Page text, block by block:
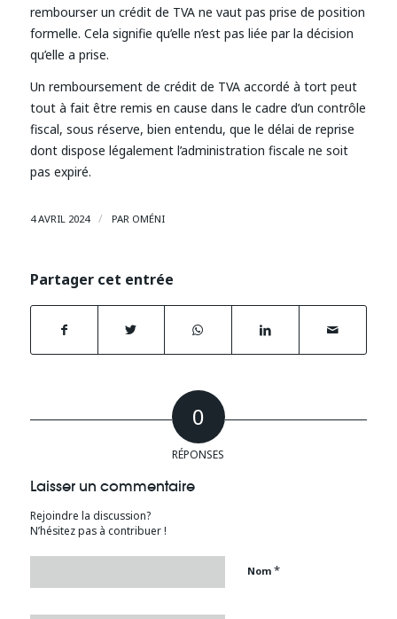
rembourser un crédit de TVA ne vaut pas prise de position
formelle. Cela signifie qu’elle n’est pas liée par la décision
qu’elle a prise.
Un remboursement de crédit de TVA accordé à tort peut
tout à fait être remis en cause dans le cadre d’un contrôle
fiscal, sous réserve, bien entendu, que le délai de reprise
dont dispose légalement l’administration fiscale ne soit
pas expiré.
4 AVRIL 2024 / PAR OMÉNI
Partager cet entrée
0
RÉPONSES
Laisser un commentaire
Rejoindre la discussion?
N’hésitez pas à contribuer !
Nom *